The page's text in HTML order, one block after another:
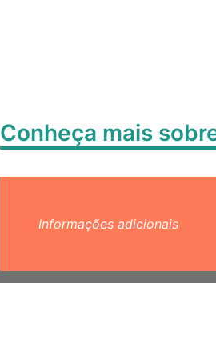
Conheça mais
Informações adicionais